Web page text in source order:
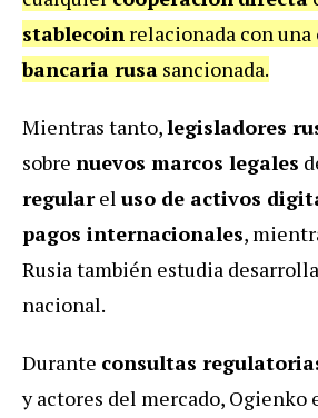
stablecoin relacionada con una
bancaria rusa sancionada.
Mientras tanto,legisladores
sobre nuevos marcos legales
regularel uso de activos
pagos internacionales,
Rusia también estudia
nacional.
Durante consultas
y actores del mercado, Ogienko